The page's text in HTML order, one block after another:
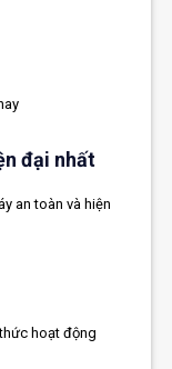
đại nhất
an toàn và hiện
hoạt động